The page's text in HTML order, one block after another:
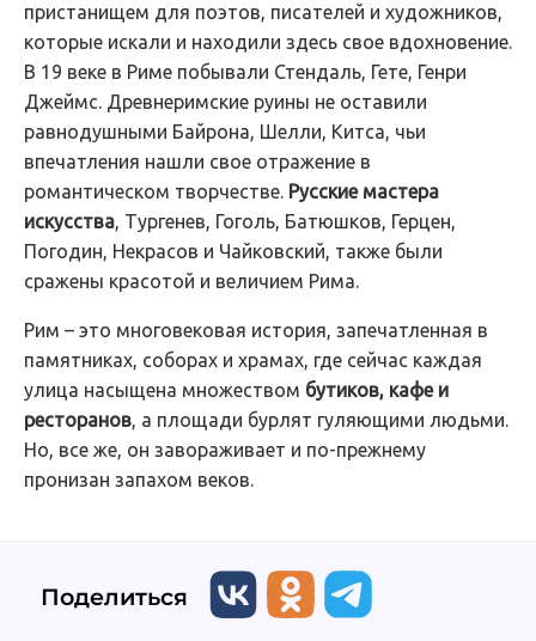
пристанищем для поэтов, писателей и художников,
которые искали и находили здесь свое вдохновение.
В 19 веке в Риме побывали Стендаль, Гете, Генри
Джеймс. Древнеримские руины не оставили
равнодушными Байрона, Шелли, Китса, чьи
впечатления нашли свое отражение в
романтическом творчестве. Русские мастера
искусства, Тургенев, Гоголь, Батюшков, Герцен,
Погодин, Некрасов и Чайковский, также были
сражены красотой и величием Рима.
Рим – это многовековая история, запечатленная в
памятниках, соборах и храмах, где сейчас каждая
улица насыщена множеством бутиков, кафе и
ресторанов, а площади бурлят гуляющими людьми.
Но, все же, он завораживает и по-прежнему
пронизан запахом веков.
Поделиться